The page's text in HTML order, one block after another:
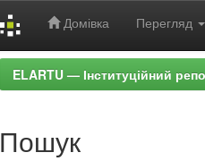
Домівка Перегляд
ELARTU — Інституційний
Пошук